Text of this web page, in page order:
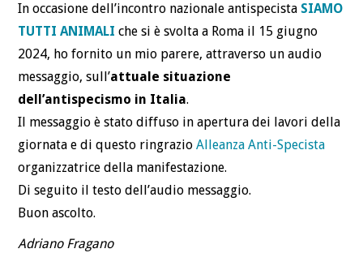
In occasione dell’incontro nazionale antispecista SIAMO
TUTTI ANIMALI che si è svolta a Roma il 15 giugno
2024, ho fornito un mio parere, attraverso un audio
messaggio, sull’attuale situazione
dell’antispecismo in Italia.
Il messaggio è stato diffuso in apertura dei lavori della
giornata e di questo ringrazioAlleanza Anti-Specista
organizzatrice della manifestazione.
Di seguito il testo dell’audio messaggio.
Buon ascolto.
Adriano Fragano